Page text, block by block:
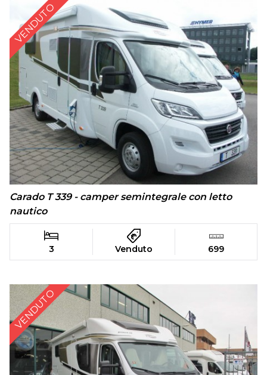
VENDUTO
Carado T 339 - camper semintegrale con letto
nautico
3 Venduto 699
VENDUTO